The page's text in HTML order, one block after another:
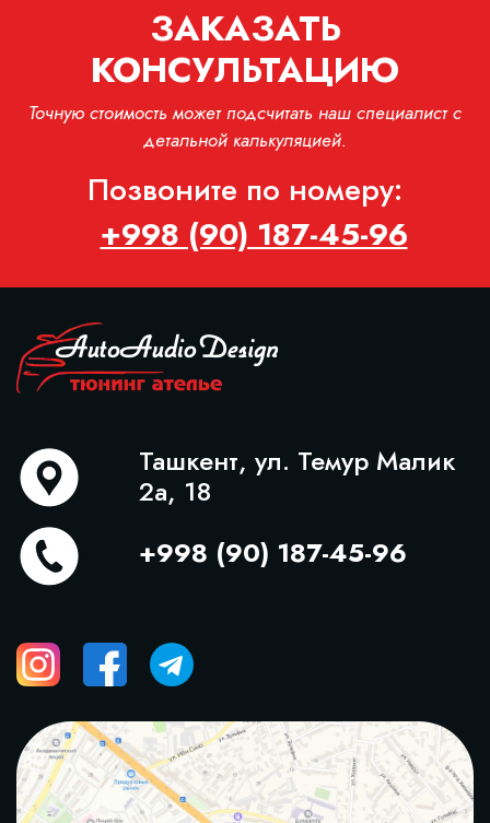
ЗАКАЗАТЬ
КОНСУЛЬТАЦИЮ
Точную стоимость может подсчитать наш специалист с
детальной калькуляцией.
Позвоните по номеру:
+998 (90) 187-45-96
Ташкент, ул. Темур Малик
2а, 18
+998 (90) 187-45-96